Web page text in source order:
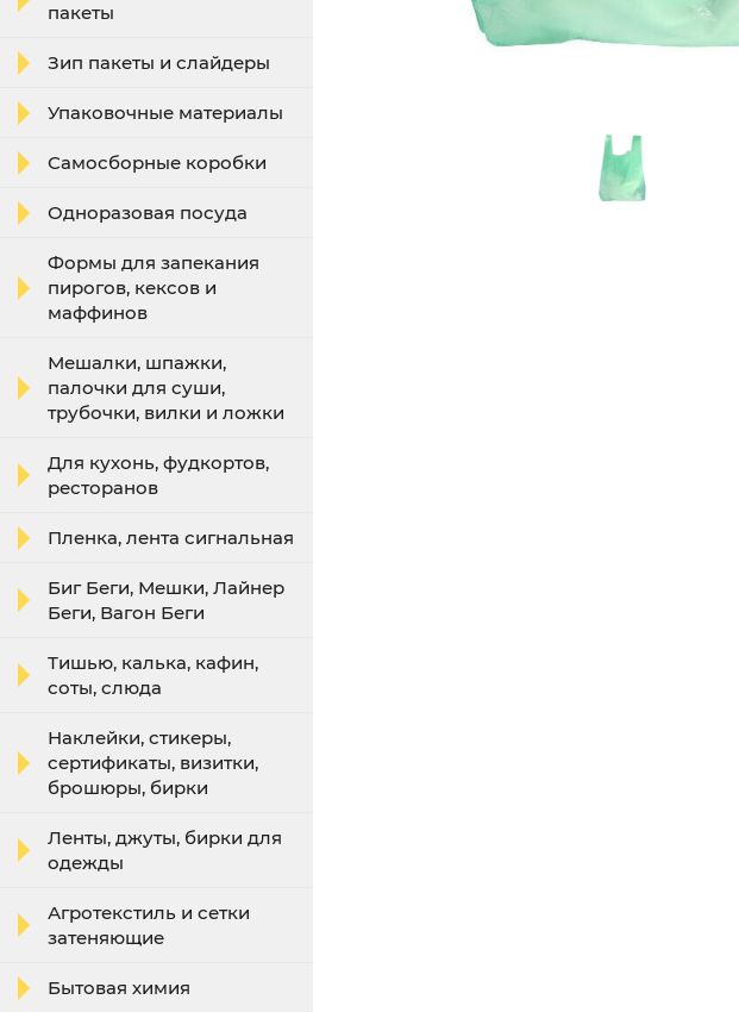
пакеты
Зип пакеты и слайдеры
Упаковочные материалы
Самосборные коробки
Одноразовая посуда
Формы для запекания
пирогов, кексов и
маффинов
Мешалки, шпажки,
палочки для суши,
трубочки, вилки и ложки
Для кухонь, фудкортов,
ресторанов
Пленка, лента сигнальная
Биг Беги, Мешки, Лайнер
Беги, Вагон Беги
Тишью, калька, кафин,
соты, слюда
Наклейки, стикеры,
сертификаты, визитки,
брошюры, бирки
Ленты, джуты, бирки для
одежды
Агротекстиль и сетки
затеняющие
Бытовая химия